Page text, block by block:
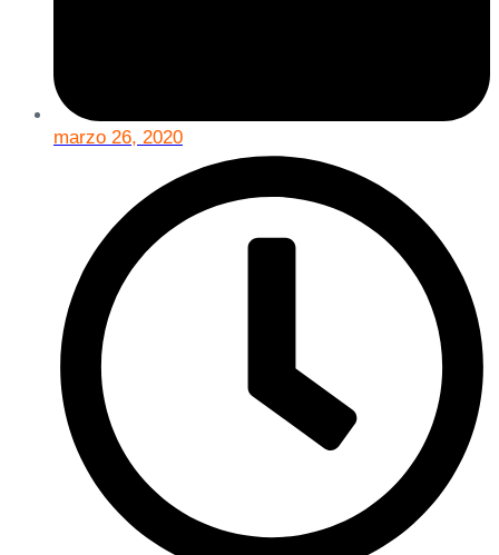
marzo 26, 2020